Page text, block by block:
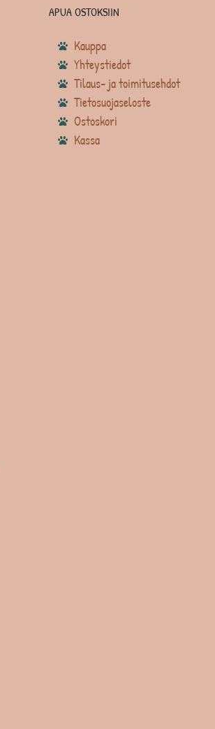
APUA OSTOKSIIN
Kauppa
Yhteystiedot
Tilaus- ja toimitusehdot
Tietosuojaseloste
Ostoskori
Kassa